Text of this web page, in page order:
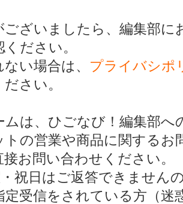
ございましたら、編集部
ださい。
い場合は、 プライバシポ
さい。
は、ひごなび！編集部へ
トの営業や商品に関する
お問い合わせください。
祝日はご返答できません
受信をされている方（迷